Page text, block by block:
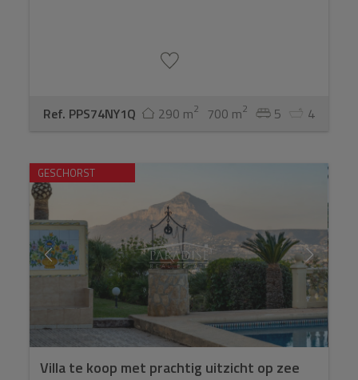
Ref. PPS74NY1Q 290 m2 700 m2 5 4
GESCHORST
Villa te koop met prachtig uitzicht op zee